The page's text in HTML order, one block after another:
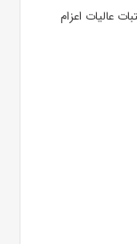
عالیات اعزام